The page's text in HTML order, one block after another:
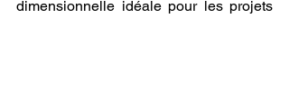
dimensionnelle idéale pour les projets